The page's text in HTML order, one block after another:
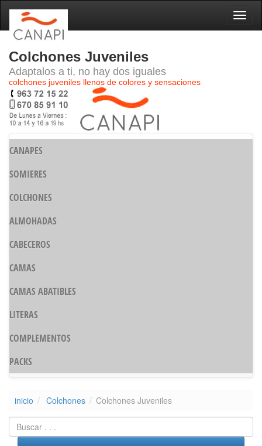
Colchones Juveniles
Adaptalos a ti, no hay dos iguales
colchones juveniles llenos de colores y sensaciones
CANAPES
SOMIERES
COLCHONES
ALMOHADAS
CABECEROS
CAMAS
CAMAS ABATIBLES
LITERAS
COMPLEMENTOS
PACKS
inicio Colchones Colchones Juveniles